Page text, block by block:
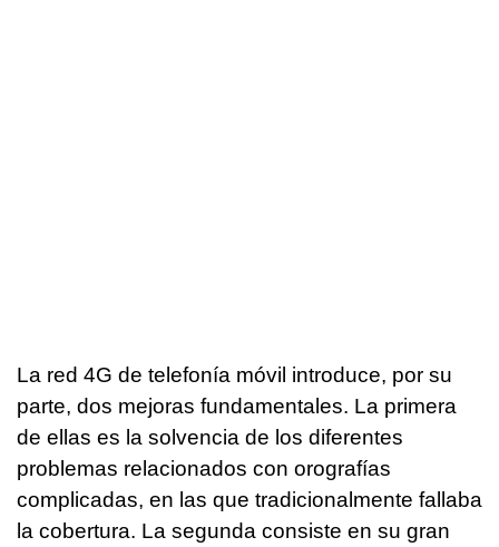
La red 4G de telefonía móvil introduce, por su
parte, dos mejoras fundamentales. La primera
de ellas es la solvencia de los diferentes
problemas relacionados con orografías
complicadas, en las que tradicionalmente fallaba
la cobertura. La segunda consiste en su gran